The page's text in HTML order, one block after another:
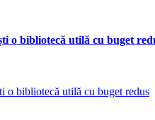
o bibliotecă utilă cu buget